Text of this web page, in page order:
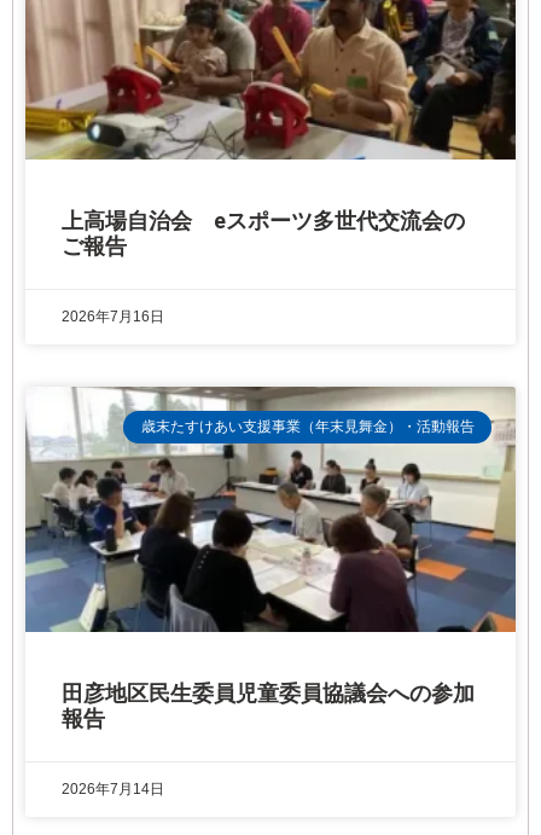
上高場自治会 eスポーツ多世代交流会の
ご報告
2026年7月16日
歳末たすけあい支援事業（年末見舞金）・活動報告
田彦地区民生委員児童委員協議会への参加
報告
2026年7月14日